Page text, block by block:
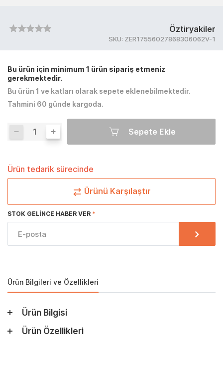
Öztiryakiler
SKU: ZER17556027868306062V-1
Bu ürün için minimum 1 ürün sipariş etmeniz
gerekmektedir.
Bu ürün 1 ve katları olarak sepete eklenebilmektedir.
Tahmini 60 günde kargoda.
Sepete Ekle
Ürün tedarik sürecinde
Ürünü Karşılaştır
STOK GELINCE HABER VER
Ürün Bilgileri ve Özellikleri
Ürün Bilgisi
Ürün Özellikleri